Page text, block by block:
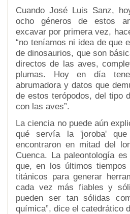
Cuando José Luis Sanz,
ocho géneros de estos
excavar por primera vez,
“no teníamos ni idea de que
de dinosaurios, que son
directos de las aves,
plumas. Hoy en día
abrumadora y datos que
de estos terópodos, del tipo
con las aves”.
La ciencia no puede aún
qué servía la 'joroba'
encontraron en mitad del
Cuenca. La paleontología
que, en los últimos tiempos
titánicos para generar
cada vez más fiables y
pueden ser tan sólidas
química”, dice el catedrático